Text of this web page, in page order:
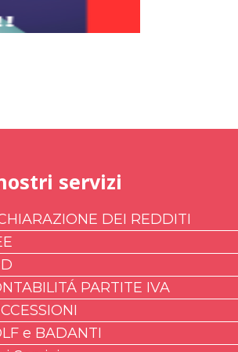
servizi
DEI REDDITI
PARTITE IVA
e BADANTI